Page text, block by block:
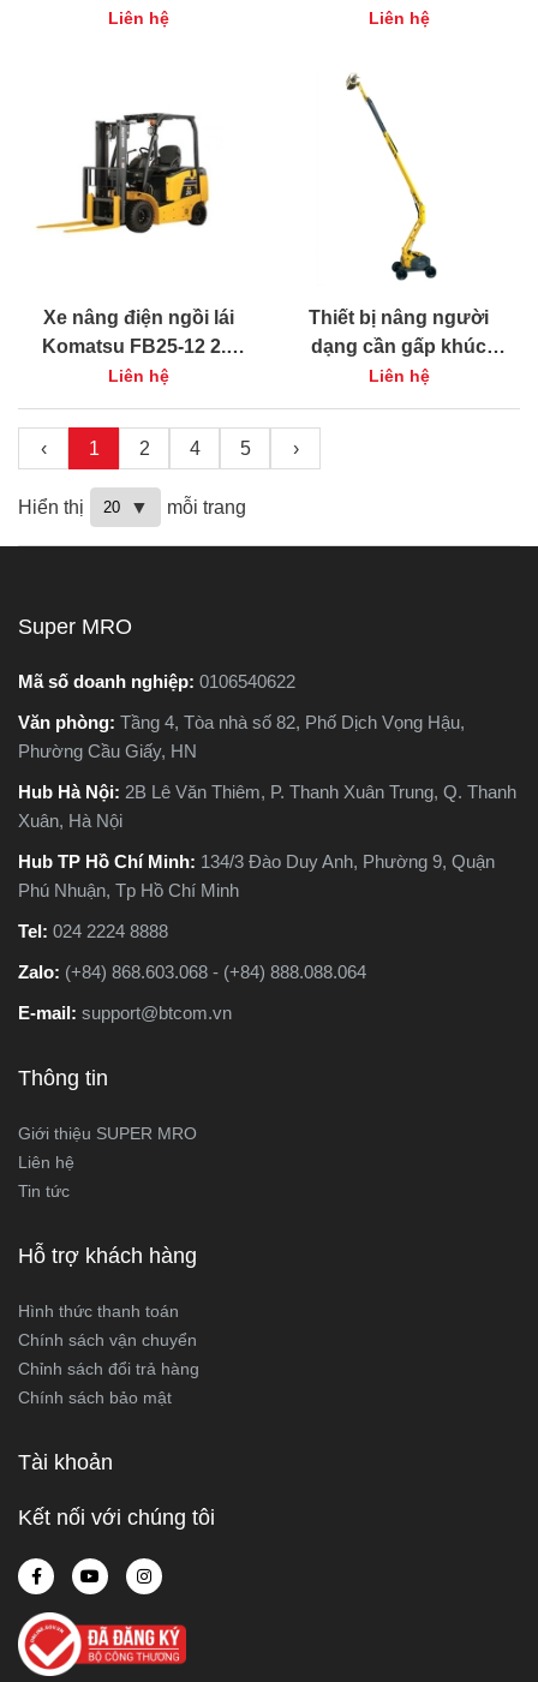
Haulotte Compact 12
Liên hệ
tay Haulotte QUICK-UP
Liên hệ
Xe nâng điện ngồi lái
Komatsu FB25-12 2.5
tấn
Liên hệ
Thiết bị nâng người
dạng cần gấp khúc
động cơ Haulotte HA16
RTJ
Liên hệ
‹ 1 2 4 5 ›
Hiển thị mỗi trang
Super MRO
Mã số doanh nghiệp: 0106540622
Văn phòng: Tầng 4, Tòa nhà số 82, Phố Dịch Vọng Hậu,
Phường Cầu Giấy, HN
Hub Hà Nội: 2B Lê Văn Thiêm, P. Thanh Xuân Trung, Q. Thanh
Xuân, Hà Nội
Hub TP Hồ Chí Minh: 134/3 Đào Duy Anh, Phường 9, Quận
Phú Nhuận, Tp Hồ Chí Minh
Tel: 024 2224 8888
Zalo: (+84) 868.603.068 - (+84) 888.088.064
E-mail: support@btcom.vn
Thông tin
Giới thiệu SUPER MRO
Liên hệ
Tin tức
Hỗ trợ khách hàng
Hình thức thanh toán
Chính sách vận chuyển
Chỉnh sách đổi trả hàng
Chính sách bảo mật
Tài khoản
Kết nối với chúng tôi